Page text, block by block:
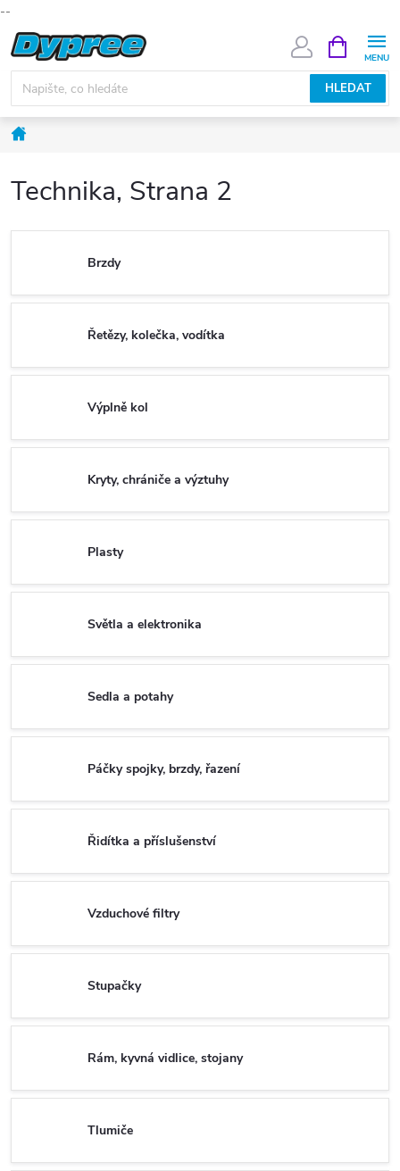
--
Přejít
na
obsah
HLEDAT
NÁKUPNÍ
KOŠÍK
Domů
Technika, Strana 2
Brzdy
Řetězy, kolečka, vodítka
Výplně kol
Kryty, chrániče a výztuhy
Plasty
Světla a elektronika
Sedla a potahy
Páčky spojky, brzdy, řazení
Řidítka a příslušenství
Vzduchové filtry
Stupačky
Rám, kyvná vidlice, stojany
Tlumiče